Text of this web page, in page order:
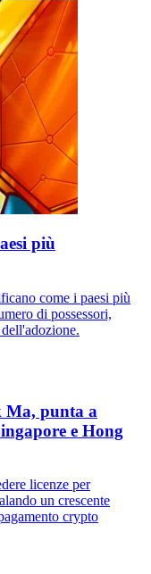
più
come i paesi più
di possessori,
Ma, punta a
e Hong
licenze per
un crescente
crypto